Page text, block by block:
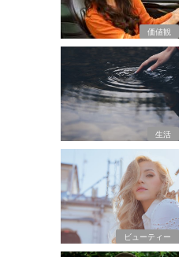
価値観
生活
ビューティー